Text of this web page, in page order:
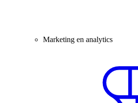
Marketing en analytics